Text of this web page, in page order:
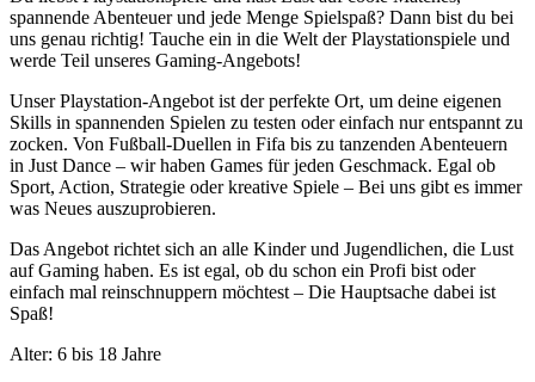
spannende Abenteuer und jede Menge Spielspaß? Dann bist du bei
uns genau richtig! Tauche ein in die Welt der Playstationspiele und
werde Teil unseres Gaming-Angebots!
Unser Playstation-Angebot ist der perfekte Ort, um deine eigenen
Skills in spannenden Spielen zu testen oder einfach nur entspannt zu
zocken. Von Fußball-Duellen in Fifa bis zu tanzenden Abenteuern
in Just Dance – wir haben Games für jeden Geschmack. Egal ob
Sport, Action, Strategie oder kreative Spiele – Bei uns gibt es immer
was Neues auszuprobieren.
Das Angebot richtet sich an alle Kinder und Jugendlichen, die Lust
auf Gaming haben. Es ist egal, ob du schon ein Profi bist oder
einfach mal reinschnuppern möchtest – Die Hauptsache dabei ist
Spaß!
Alter: 6 bis 18 Jahre